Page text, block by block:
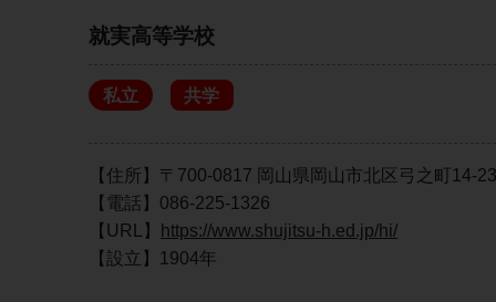
就実高等学校
私立 共学
【住所】〒700-0817 岡山県岡山市北区弓之町14-23
【電話】086-225-1326
【URL】
https://www.shujitsu-h.ed.jp/hi/
【設立】1904年